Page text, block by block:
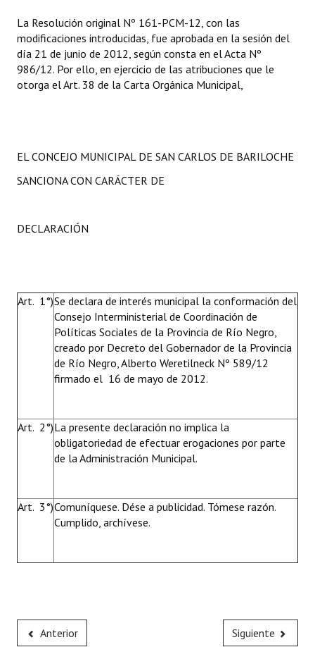
La Resolución original Nº 161-PCM-12, con las
modificaciones introducidas, fue aprobada en la sesión del
día 21 de junio de 2012, según consta en el Acta Nº
986/12. Por ello, en ejercicio de las atribuciones que le
otorga el Art. 38 de la Carta Orgánica Municipal,
EL CONCEJO MUNICIPAL DE SAN CARLOS DE BARILOCHE
SANCIONA CON CARÁCTER DE
DECLARACIÓN
Art. 1°)Se declara de interés municipal la conformación del
Consejo Interministerial de Coordinación de
Políticas Sociales de la Provincia de Río Negro,
creado por Decreto del Gobernador de la Provincia
de Río Negro, Alberto Weretilneck Nº 589/12
firmado el 16 de mayo de 2012.
Art. 2°)La presente declaración no implica la
obligatoriedad de efectuar erogaciones por parte
de la Administración Municipal.
Art. 3°)Comuníquese. Dése a publicidad. Tómese razón.
Cumplido, archívese.
Anterior Siguiente